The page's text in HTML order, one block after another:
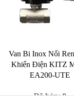
Van Bi Inox Nối
Khiển Điện KITZ
EA200-UTE
Đã bán: 0